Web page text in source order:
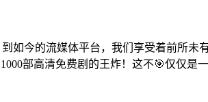
如今的流媒体平台，我们享受着前所未
部高清免费剧的王炸！这不🎯仅仅